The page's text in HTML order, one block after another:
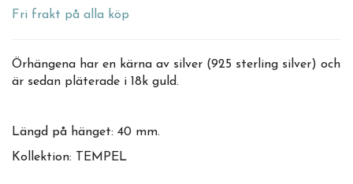
Fri frakt på alla köp
Örhängena har en kärna av silver (925 sterling silver) och
är sedan pläterade i 18k guld.
Längd på hänget: 40 mm.
Kollektion: TEMPEL